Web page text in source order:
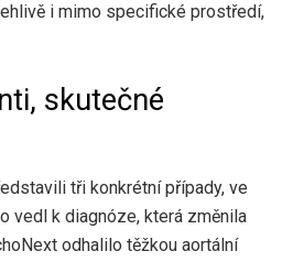
i mimo specifické prostředí,
skutečné
tři konkrétní případy, ve
vedl k diagnóze, která změnila
odhalilo těžkou aortální